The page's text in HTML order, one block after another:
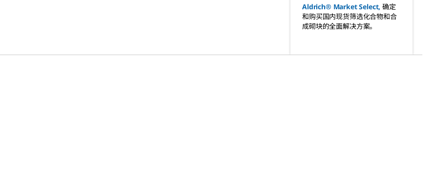
Aldrich® Market Select, 确定
和购买国内现货筛选化合物和合
成砌块的全面解决方案。